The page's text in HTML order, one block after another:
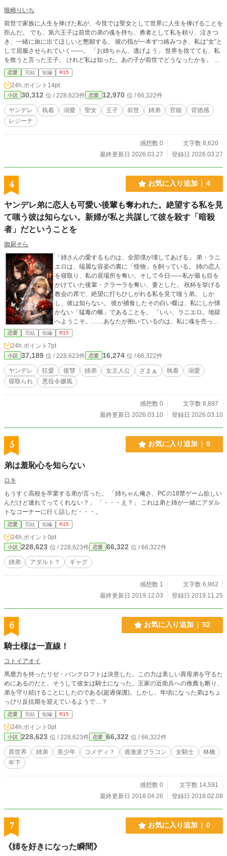
唯崎りいち
前世で家族に人生を捧げた私が、今世では聖女として世界に人生を捧げることを
拒んだ。 でも、第六王子は前世の弟の魂を持ち、勇者として私を頼り、泣きつ
き、一緒に旅に出てほしいと懇願する。 彼の指が一本ずつ絡みつき、私は“女”と
して屈服させられていく——。 「お姉ちゃん、逃げよう」 世界を捨てても、私
を救うと言った王子。 けれど私は知った。あの子が前世でどうなったかを。 だ
から私は呪いをかける——。 私の死に場所ができるまで、あなたは死ねない。
恋愛 完結 短編 R15
24h.ポイント 14pt
小説 30,312 位 / 228,623件 恋愛 12,970 位 / 66,322件
ヤンデレ 執着 溺愛 聖女 王子 前世 姉弟 官能
背徳感
レジーナ
感想数 0
文字数 8,620
最終更新日 2026.03.27
登録日 2026.03.27
4 お気に入り追加 4
ヤンデレ弟に恋人も可愛い後輩も奪われた。絶望する私を見
て嗤う彼は知らない。新婦が私と共謀して彼を殺す「暗殺
者」だということを
御厨そら
​「姉さんの愛するものは、全部僕が壊してあげる」 ​弟・ラニ
エロは、端麗な容姿の裏に「怪物」を飼っている。 姉の恋人
を寝取り、私の居場所を奪い、そして今日――私が最も目を
かけていた後輩・クラーラを奪い、妻とした。 ​祝杯を挙げる
教会の席で、絶望に打ちひしがれる私を見て嗤う弟。 しか
し、彼は知らない。 彼が捕食したその白い蝶は、私にしか懐
かない「猛毒の蛾」であることを。 ​「いい、ラニエロ。地獄
へようこそ。……あなたが抱いているのは、私に魂を売った
『処刑人』よ」 ​狂愛の連鎖と、最後に笑う女の独白。
恋愛 完結 短編 R15
24h.ポイント 7pt
小説 37,189 位 / 228,623件 恋愛 16,274 位 / 66,322件
ヤンデレ 狂愛 復讐 姉弟 女主人公 ざまぁ 執着
溺愛
寝取られ
悪役令嬢風
感想数 0
文字数 8,897
最終更新日 2026.03.10
登録日 2026.03.10
5 お気に入り追加 9
弟は羞恥心を知らない
ロキ
もうすぐ高校を卒業する弟が言った。 「姉ちゃん俺さ、PCの18禁ゲーム欲しい
んだけど連れてってくれない？」 「・・・え？」 これは弟と姉が一緒にアダル
トなコーナーに行く話しだ・・・。
恋愛 完結 短編 R15
24h.ポイント 0pt
小説 228,623 位 / 228,623件 恋愛 66,322 位 / 66,322件
姉弟 アダルト？ ギャグ
感想数 1
文字数 6,962
最終更新日 2019.12.03
登録日 2019.11.25
6 お気に入り追加 92
騎士様は一直線！
コトイアオイ
馬鹿力を持ったリゼ・バンクロフトは決意した。この力は美しい異母弟を守るた
めにあるのだと。そうして彼女は騎士になった。王家の近衛兵への推薦も断り、
弟を守り続けることにしたのである(超過保護)。しかし、年頃になった弟はちょ
っぴり反抗期を迎えているようで…？
恋愛 完結 短編 R15
24h.ポイント 0pt
小説 228,623 位 / 228,623件 恋愛 66,322 位 / 66,322件
異世界 姉弟 美少年 コメディ？ 過激派ブラコン 女騎士
林檎
年下
感想数 0
文字数 14,591
最終更新日 2018.04.26
登録日 2018.02.08
7 お気に入り追加 0
《姉を好きになった瞬間》